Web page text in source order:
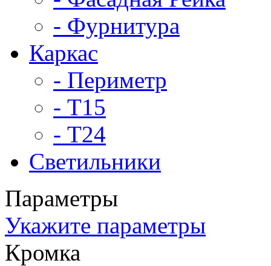
- Фурнитура
Каркас
- Периметр
- Т15
- Т24
Светильники
Параметры
Укажите параметры
Кромка